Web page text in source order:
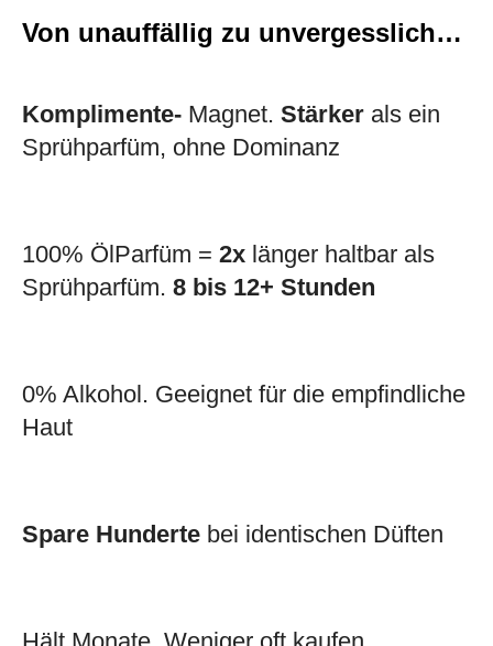
Von unauffällig zu unvergesslich…
Komplimente- Magnet. Stärker als ein
Sprühparfüm, ohne Dominanz
100% ÖlParfüm = 2x länger haltbar als
Sprühparfüm. 8 bis 12+ Stunden
0% Alkohol. Geeignet für die empfindliche
Haut
Spare Hunderte bei identischen Düften